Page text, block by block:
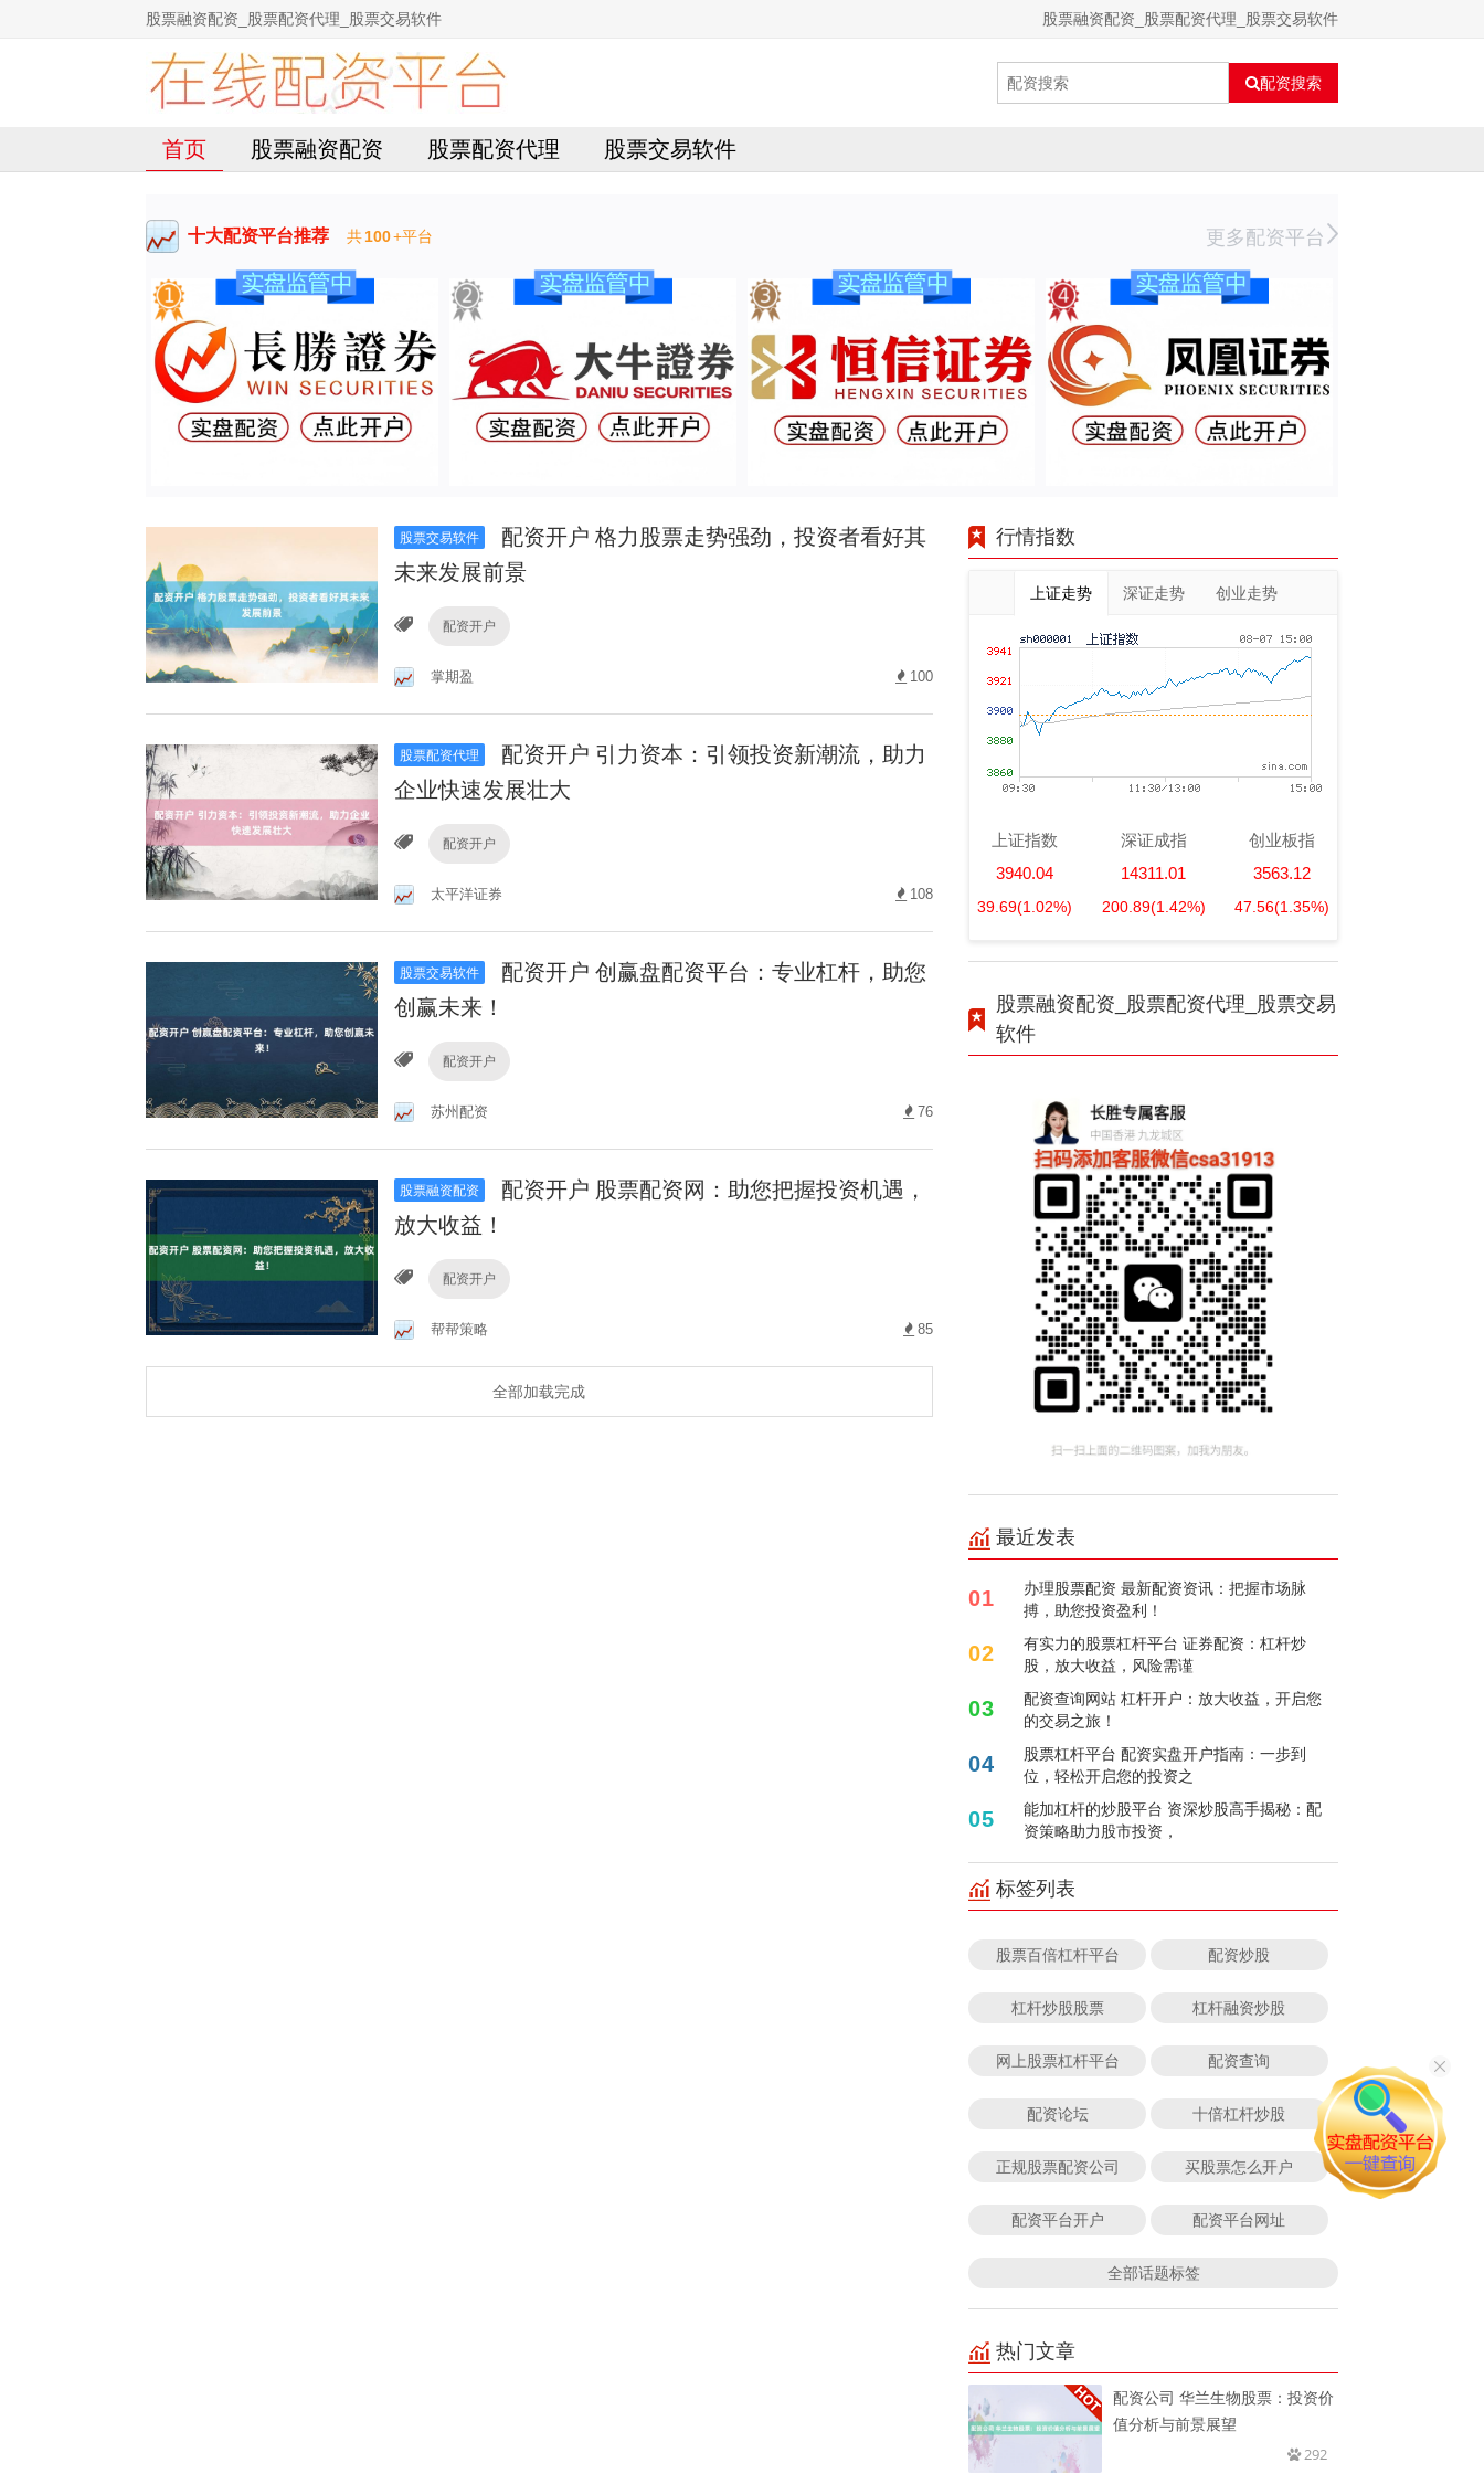
股票融资配资_股票配资代理_股票交易软件 股票融资配资_股票配资代理_股票交易软件
配资搜索
首页 股票融资配资 股票配资代理 股票交易软件
十大配资平台推荐 共100+平台 更多配资平台
股票交易软件
配资开户 格力股票走势强劲，投资者看好其
未来发展前景
配资开户
掌期盈 100
股票配资代理
配资开户 引力资本：引领投资新潮流，助力
企业快速发展壮大
配资开户
太平洋证券 108
股票交易软件
配资开户 创赢盘配资平台：专业杠杆，助您
创赢未来！
配资开户
苏州配资 76
股票融资配资
配资开户 股票配资网：助您把握投资机遇，
放大收益！
配资开户
帮帮策略 85
全部加载完成
行情指数
上证走势 深证走势 创业走势
上证指数
3940.04
39.69(1.02%)
深证成指
14311.01
200.89(1.42%)
创业板指
3563.12
47.56(1.35%)
股票融资配资_股票配资代理_股票交易
软件
最近发表
01
办理股票配资 最新配资资讯：把握市场脉
搏，助您投资盈利！
02
有实力的股票杠杆平台 证券配资：杠杆炒
股，放大收益，风险需谨
03
配资查询网站 杠杆开户：放大收益，开启您
的交易之旅！
04
股票杠杆平台 配资实盘开户指南：一步到
位，轻松开启您的投资之
05
能加杠杆的炒股平台 资深炒股高手揭秘：配
资策略助力股市投资，
标签列表
股票百倍杠杆平台 配资炒股
杠杆炒股股票 杠杆融资炒股
网上股票杠杆平台 配资查询
配资论坛 十倍杠杆炒股
正规股票配资公司 买股票怎么开户
配资平台开户 配资平台网址
全部话题标签
热门文章
配资公司 华兰生物股票：投资价
值分析与前景展望
292